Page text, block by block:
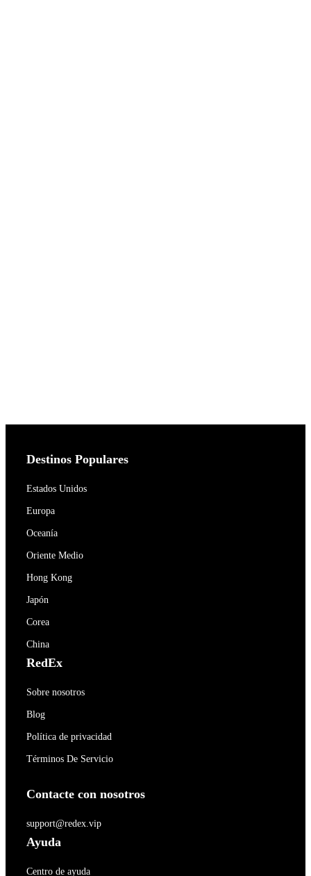
Destinos Populares
Estados Unidos
Europa
Oceanía
Oriente Medio
Hong Kong
Japón
Corea
China
RedEx
Sobre nosotros
Blog
Política de privacidad
Términos De Servicio
Contacte con nosotros
support@redex.vip
Ayuda
Centro de ayuda